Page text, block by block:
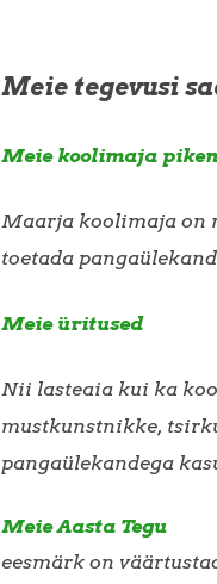
Meie tegevusi
Meie koolimaja
Maarja koolimaja on
toetada
Meie üritused
Nii lasteaia kui ka
mustkunstnikke,
pangaülekandega
Meie Aasta Tegu
eesmärk on